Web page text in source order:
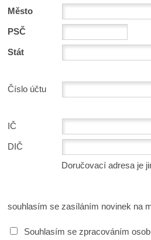
Město
PSČ
Stát
Číslo účtu
IČ
DIČ
Doručovací adresa je
souhlasím se zasíláním novinek na
Souhlasím se zpracováním